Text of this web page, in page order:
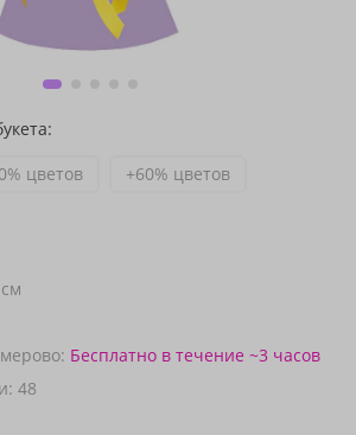
цветов +60% цветов
см
Бесплатно в течение ~3 часов
48